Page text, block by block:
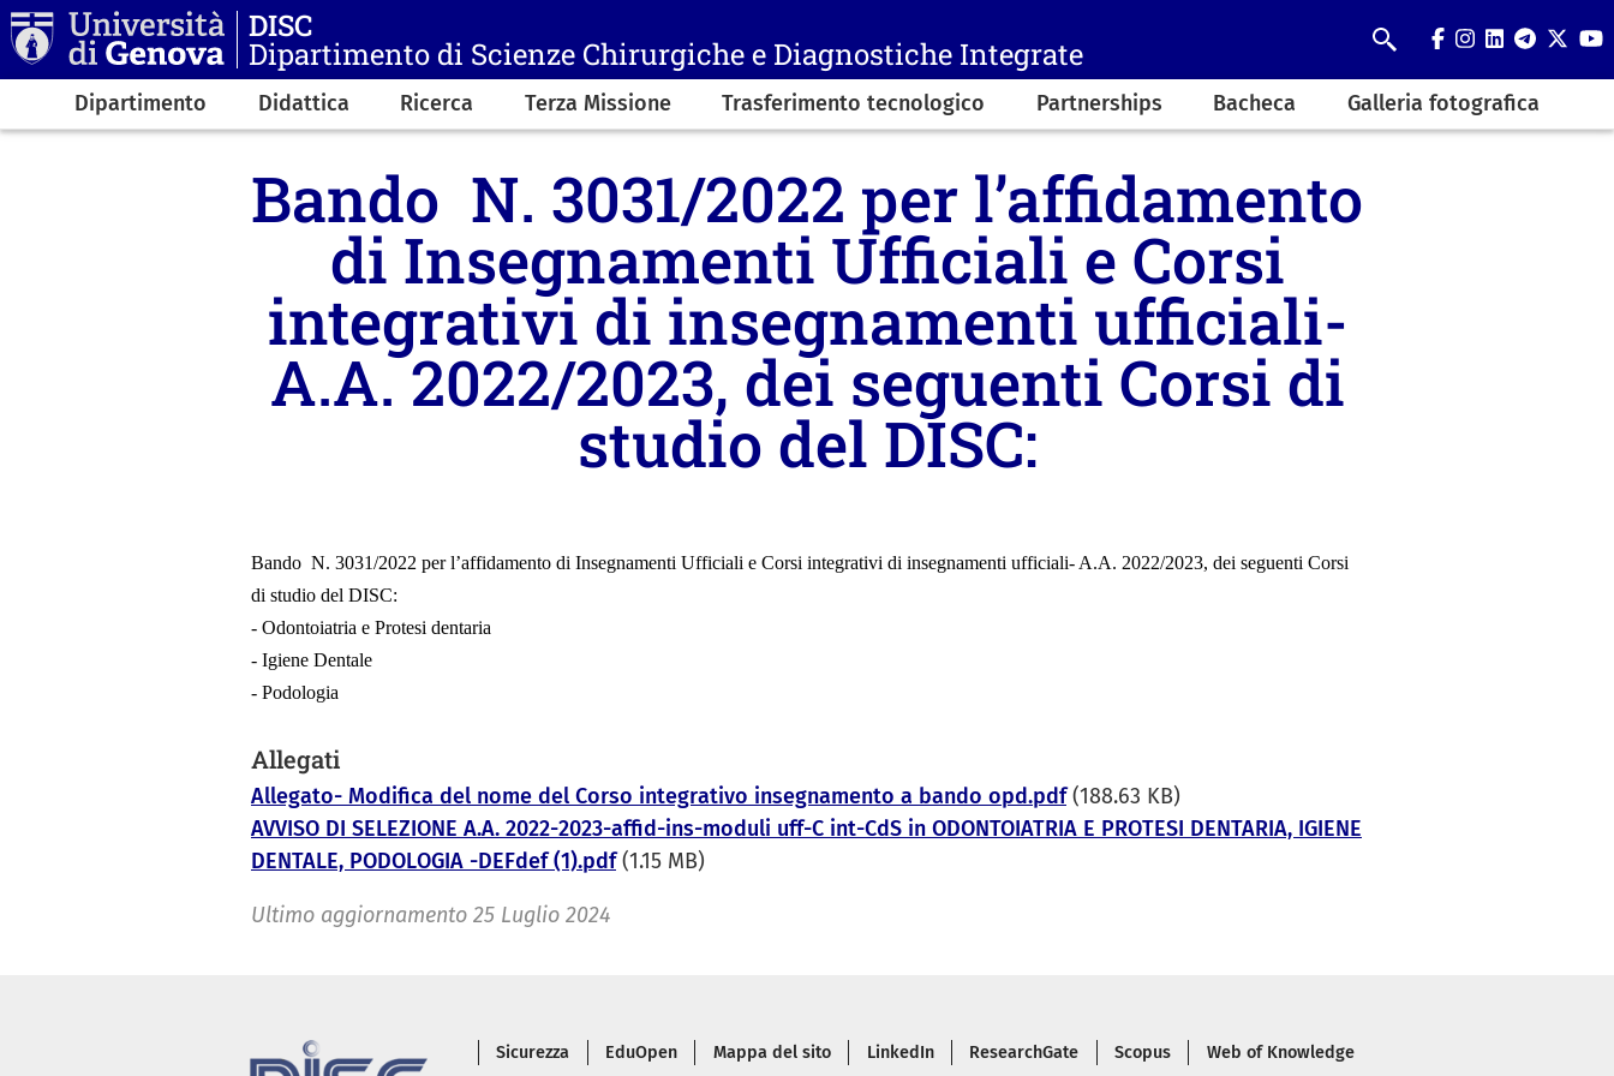
Salta al contenuto principale
DISC
Dipartimento di Scienze Chirurgiche e Diagnostiche Integrate Search
facebook
instagram
linkedin
Navigazione principale
Dipartimento Didattica Ricerca Terza Missione Trasferimento tecnologico Partnerships Bacheca Galleria fotografica
Bando N. 3031/2022 per l’affidamento
di Insegnamenti Ufficiali e Corsi
integrativi di insegnamenti ufficiali-
A.A. 2022/2023, dei seguenti Corsi di
studio del DISC:
Bando N. 3031/2022 per l’affidamento di Insegnamenti Ufficiali e Corsi integrativi di insegnamenti ufficiali- A.A. 2022/2023, dei seguenti Corsi
di studio del DISC:
- Odontoiatria e Protesi dentaria
- Igiene Dentale
- Podologia
Allegati
Allegato- Modifica del nome del Corso integrativo insegnamento a bando opd.pdf (188.63 KB)
AVVISO DI SELEZIONE A.A. 2022-2023-affid-ins-moduli uff-C int-CdS in ODONTOIATRIA E PROTESI DENTARIA, IGIENE
DENTALE, PODOLOGIA -DEFdef (1).pdf (1.15 MB)
Ultimo aggiornamento 25 Luglio 2024
Piè di pagina
Sicurezza EduOpen Mappa del sito LinkedIn ResearchGate Scopus Web of Knowledge